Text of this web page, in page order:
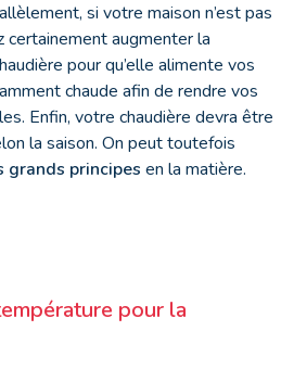
si votre maison n’est pas
certainement augmenter la
pour qu’elle alimente vos
chaude afin de rendre vos
Enfin, votre chaudière devra être
la saison. On peut toutefois
grands principes en la matière.
pour la